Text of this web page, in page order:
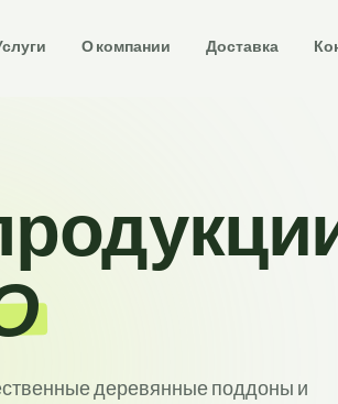
О компании Доставка
деревянные поддоны и